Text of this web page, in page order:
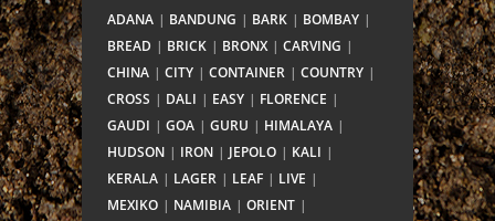
ADANA BANDUNG BARK
BOMBAY
BREAD
BRICK BRONX
CARVING
CHINA
CITY CONTAINER
COUNTRY
CROSS
DALI EASY
FLORENCE
GAUDI
GOA GURU
HIMALAYA
HUDSON
IRON JEPOLO
KALI
KERALA
LAGER LEAF
LIVE
MEXIKO
NAMIBIA
ORIENT